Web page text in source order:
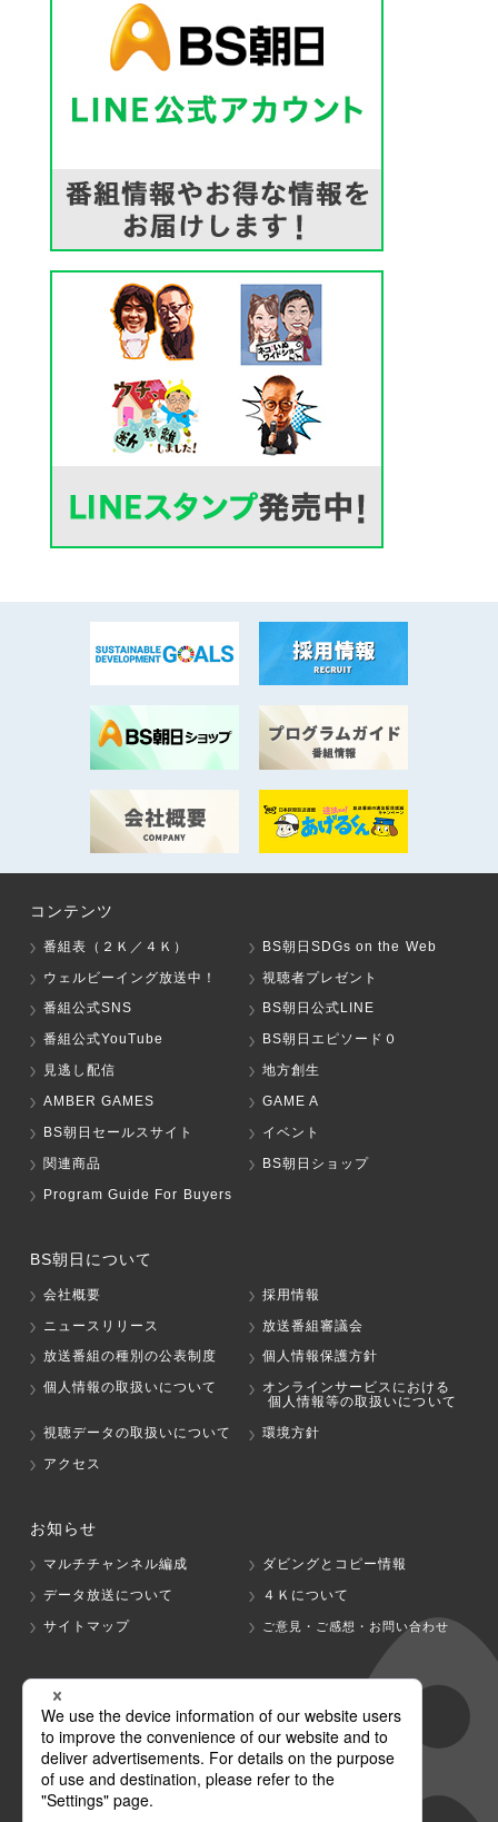
コンテンツ
番組表（２Ｋ／４Ｋ）
BS朝日SDGs on the Web
ウェルビーイング放送中！
視聴者プレゼント
番組公式SNS
BS朝日公式LINE
番組公式YouTube
BS朝日エピソード０
見逃し配信
地方創生
AMBER GAMES
GAME A
BS朝日セールスサイト
イベント
関連商品
BS朝日ショップ
Program Guide For Buyers
BS朝日について
会社概要
採用情報
ニュースリリース
放送番組審議会
放送番組の種別の公表制度
個人情報保護方針
個人情報の取扱いについて
オンラインサービスにおける
個人情報等の取扱いについて
視聴データの取扱いについて
環境方針
アクセス
お知らせ
マルチチャンネル編成
ダビングとコピー情報
データ放送について
４Ｋについて
サイトマップ
ご意見・ご感想・お問い合わせ
グループ会社
テレビ朝日 テレ朝チャンネル